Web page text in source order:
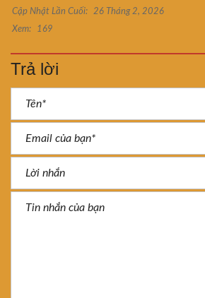
Cập Nhật Lần Cuối:
26 Tháng 2, 2026
Xem:
169
Trả lời